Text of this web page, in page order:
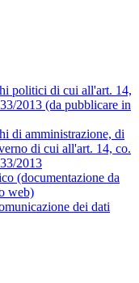
politici di cui all'art. 14,
2013 (da pubblicare in
di amministrazione, di
di cui all'art. 14, co.
2013
(documentazione da
web)
dei dati